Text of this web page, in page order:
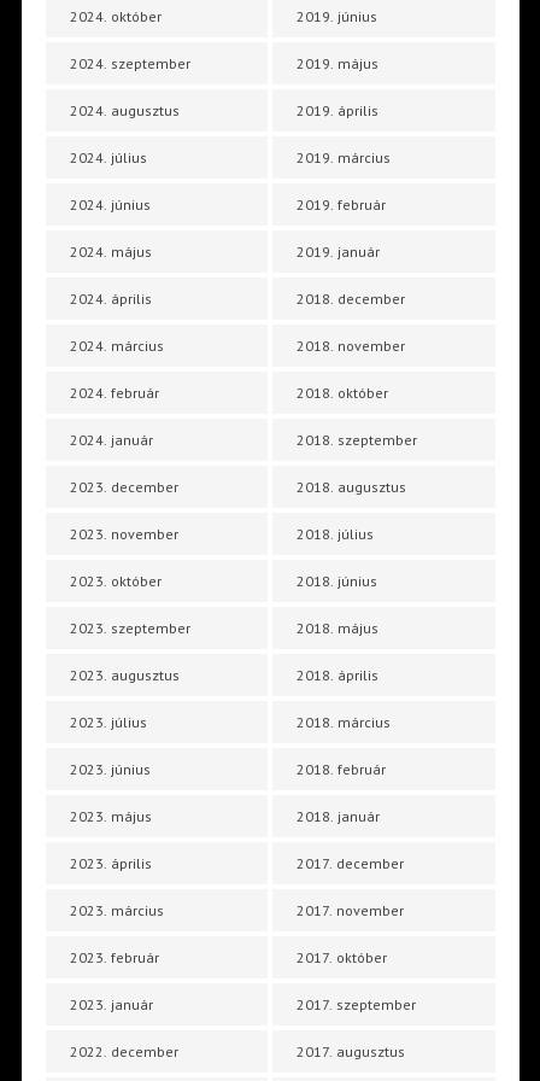
2024. október
2024. szeptember
2024. augusztus
2024. július
2024. június
2024. május
2024. április
2024. március
2024. február
2024. január
2023. december
2023. november
2023. október
2023. szeptember
2023. augusztus
2023. július
2023. június
2023. május
2023. április
2023. március
2023. február
2023. január
2022. december
2019. június
2019. május
2019. április
2019. március
2019. február
2019. január
2018. december
2018. november
2018. október
2018. szeptember
2018. augusztus
2018. július
2018. június
2018. május
2018. április
2018. március
2018. február
2018. január
2017. december
2017. november
2017. október
2017. szeptember
2017. augusztus